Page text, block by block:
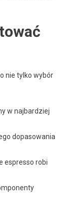
nie tylko wybór
w najbardziej
dopasowania
espresso robi